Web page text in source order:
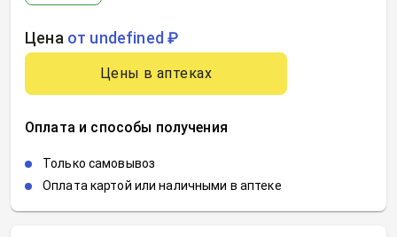
Цена от undefined ₽
Цены в аптеках
Оплата и способы получения
Только самовывоз
Оплата картой или наличными в аптеке